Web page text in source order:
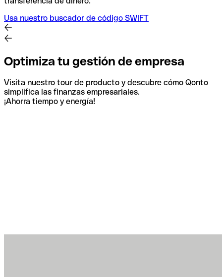
Usa nuestro buscador de código SWIFT
Optimiza tu gestión de empresa
Visita nuestro tour de producto y descubre cómo Qonto
simplifica las finanzas empresariales.
¡Ahorra tiempo y energía!